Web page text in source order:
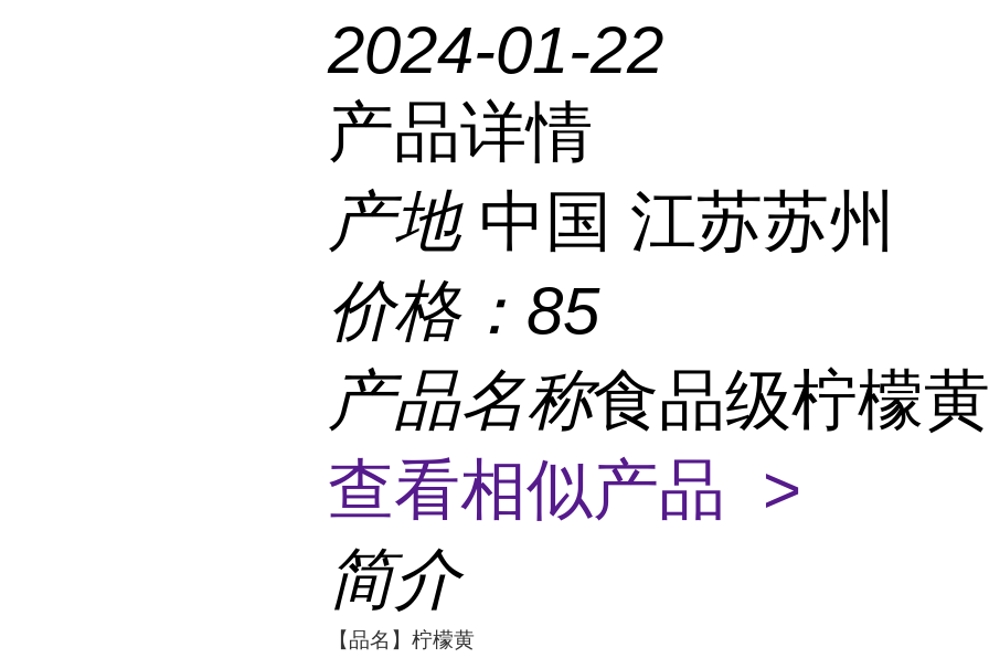
2024-01-22
产品详情
产地 中国 江苏苏州
价格： 85
产品名称食品级柠檬
查看相似产品 >
简介
【品名】柠檬黄